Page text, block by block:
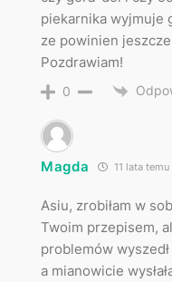
piekarnika wyjmuje
ze powinien
Pozdrawiam!
0
Magda 11 lata temu
Asiu, zrobiłam w
Twoim przepisem,
problemów
a mianowicie